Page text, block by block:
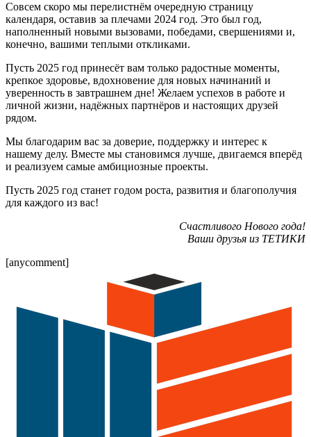
Совсем скоро мы перелистнём очередную страницу
календаря, оставив за плечами 2024 год. Это был год,
наполненный новыми вызовами, победами, свершениями и,
конечно, вашими теплыми откликами.
Пусть 2025 год принесёт вам только радостные моменты,
крепкое здоровье, вдохновение для новых начинаний и
уверенность в завтрашнем дне! Желаем успехов в работе и
личной жизни, надёжных партнёров и настоящих друзей
рядом.
Мы благодарим вас за доверие, поддержку и интерес к
нашему делу. Вместе мы становимся лучше, двигаемся вперёд
и реализуем самые амбициозные проекты.
Пусть 2025 год станет годом роста, развития и благополучия
для каждого из вас!
Счастливого Нового года!
Ваши друзья из ТЕТИКИ
[anycomment]